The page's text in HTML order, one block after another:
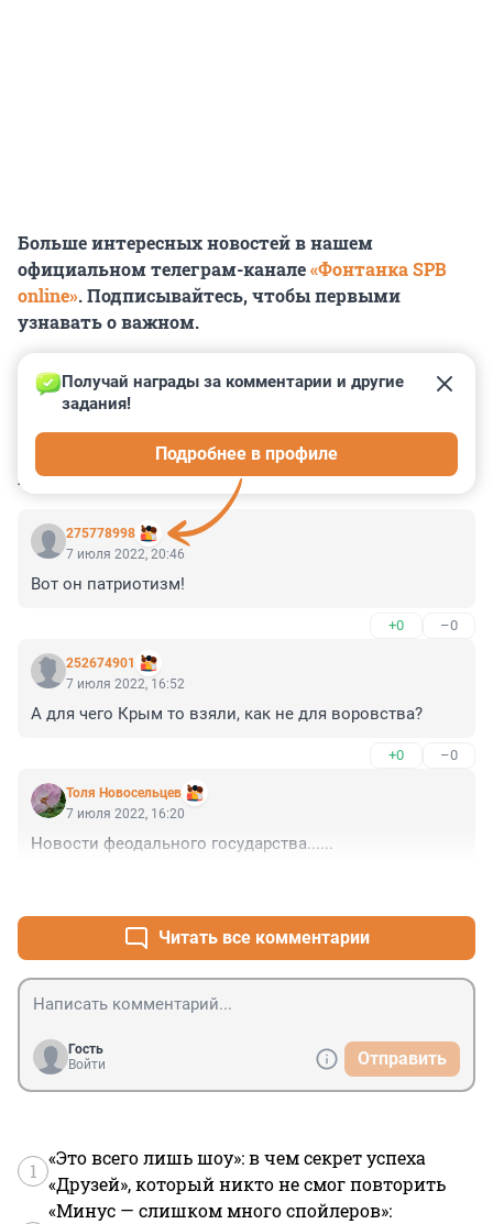
Больше интересных новостей в нашем
официальном телеграм-канале«Фонтанка SPB
online». Подписывайтесь, чтобы первыми
узнавать о важном.
КОММЕНТАРИИ 18
275778998
Получай награды за комментарии и другие
задания!
Подробнее в профиле
7 июля 2022, 20:46
Вот он патриотизм!
+0 –0
252674901
7 июля 2022, 16:52
А для чего Крым то взяли, как не для воровства?
+0 –0
Толя Новосельцев
7 июля 2022, 16:20
Новости феодального государства......
Читать все комментарии
Гость
Войти
Отправить
1
«Это всего лишь шоу»: в чем секрет успеха
«Друзей», который никто не смог повторить
«Минус — слишком много спойлеров»: